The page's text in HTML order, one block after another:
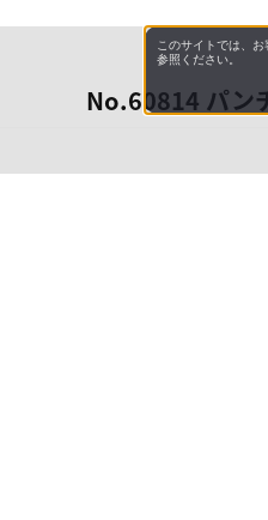
No.60814 パン
このサイトでは、
参照ください。